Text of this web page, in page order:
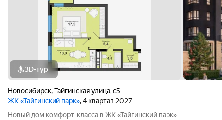
3D-тур
Новосибирск,Тайгинская улица,с5
ЖК «Тайгинский парк», 4 квартал 2027
Новый дом комфорт-класса в ЖК «Тайгинский парк»